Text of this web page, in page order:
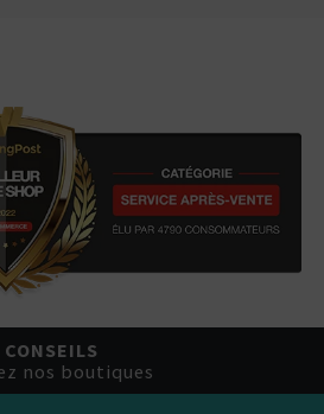
IMPORTANT
nos boutiques